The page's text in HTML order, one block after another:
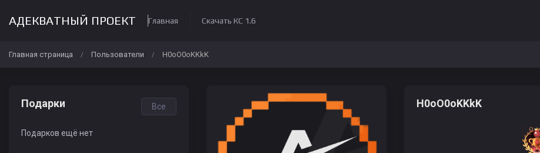
АДЕКВАТНЫЙ ПРОЕКТ Главная Скачать КС 1.6
Главная страница / Пользователи / H0oO0oKKkK
H0oO0oKKkK
Подарки Все
Подарков ещё нет